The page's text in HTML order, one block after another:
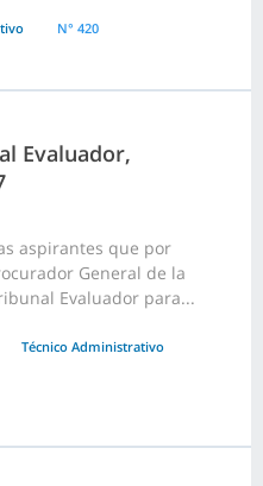
N° 420
Evaluador,
aspirantes que por
General de la
Evaluador para...
Técnico Administrativo